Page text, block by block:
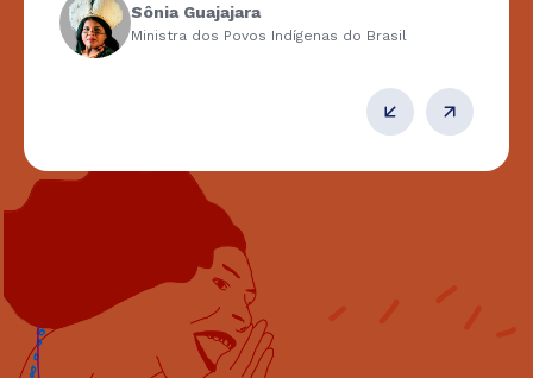
Sônia Guajajara
Ministra dos Povos Indígenas do Brasil